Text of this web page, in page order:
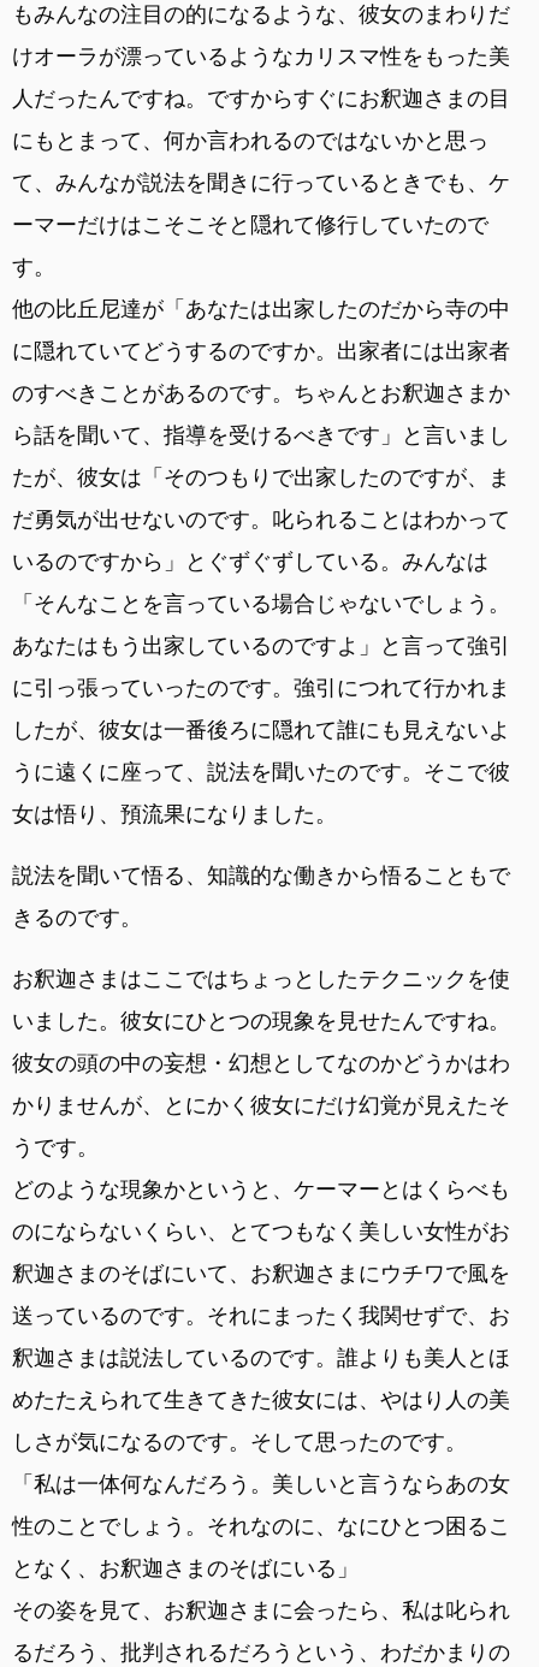
もみんなの注目の的になるような、彼女のまわりだ
けオーラが漂っているようなカリスマ性をもった美
人だったんですね。ですからすぐにお釈迦さまの目
にもとまって、何か言われるのではないかと思っ
て、みんなが説法を聞きに行っているときでも、ケ
ーマーだけはこそこそと隠れて修行していたので
す。
他の比丘尼達が「あなたは出家したのだから寺の中
に隠れていてどうするのですか。出家者には出家者
のすべきことがあるのです。ちゃんとお釈迦さまか
ら話を聞いて、指導を受けるべきです」と言いまし
たが、彼女は「そのつもりで出家したのですが、ま
だ勇気が出せないのです。叱られることはわかって
いるのですから」とぐずぐずしている。みんなは
「そんなことを言っている場合じゃないでしょう。
あなたはもう出家しているのですよ」と言って強引
に引っ張っていったのです。強引につれて行かれま
したが、彼女は一番後ろに隠れて誰にも見えないよ
うに遠くに座って、説法を聞いたのです。そこで彼
女は悟り、預流果になりました。
説法を聞いて悟る、知識的な働きから悟ることもで
きるのです。
お釈迦さまはここではちょっとしたテクニックを使
いました。彼女にひとつの現象を見せたんですね。
彼女の頭の中の妄想・幻想としてなのかどうかはわ
かりませんが、とにかく彼女にだけ幻覚が見えたそ
うです。
どのような現象かというと、ケーマーとはくらべも
のにならないくらい、とてつもなく美しい女性がお
釈迦さまのそばにいて、お釈迦さまにウチワで風を
送っているのです。それにまったく我関せずで、お
釈迦さまは説法しているのです。誰よりも美人とほ
めたたえられて生きてきた彼女には、やはり人の美
しさが気になるのです。そして思ったのです。
「私は一体何なんだろう。美しいと言うならあの女
性のことでしょう。それなのに、なにひとつ困るこ
となく、お釈迦さまのそばにいる」
その姿を見て、お釈迦さまに会ったら、私は叱られ
るだろう、批判されるだろうという、わだかまりの